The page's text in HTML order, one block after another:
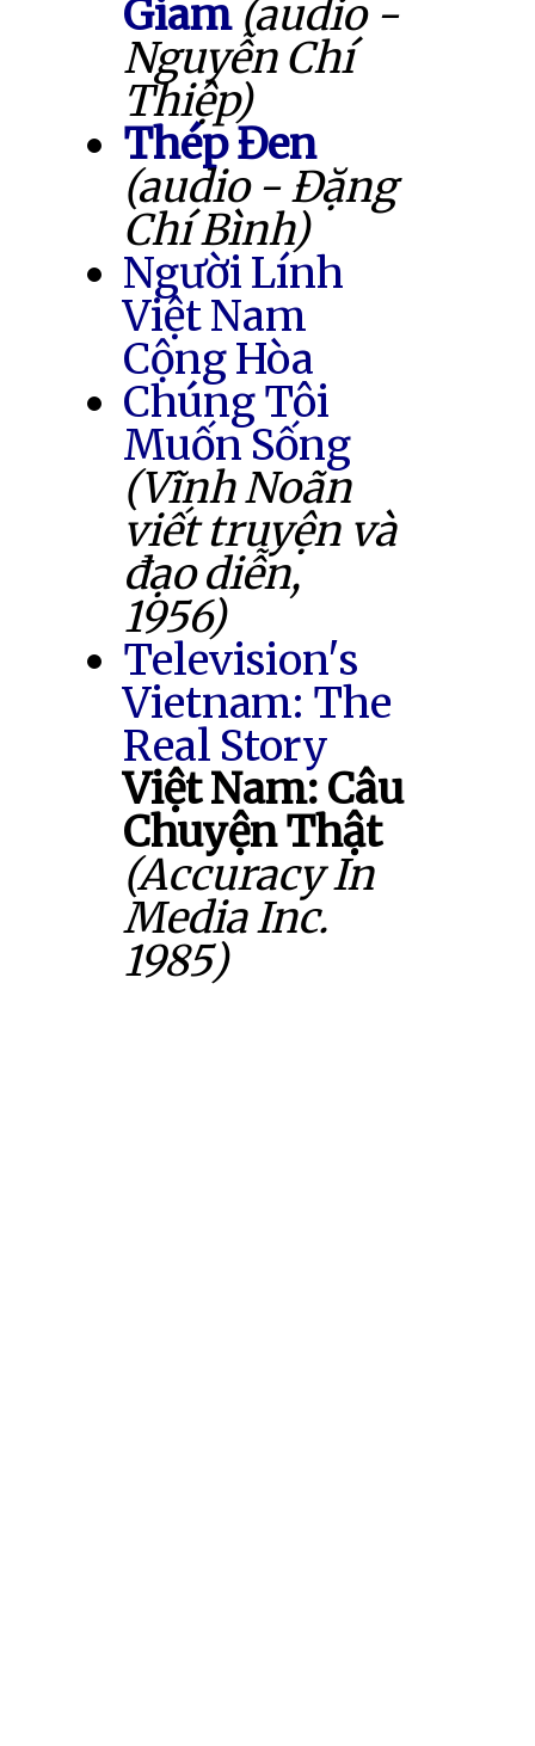
Giam (audio -
Nguyễn Chí
Thiệp)
Thép Đen
(audio - Đặng
Chí Bình)
Người Lính
Việt Nam
Cộng Hòa
Chúng Tôi
Muốn Sống
(Vĩnh Noãn
viết truyện và
đạo diễn,
1956)
Television's
Vietnam: The
Real Story
Việt Nam: Câu
Chuyện Thật
(Accuracy In
Media Inc.
1985)